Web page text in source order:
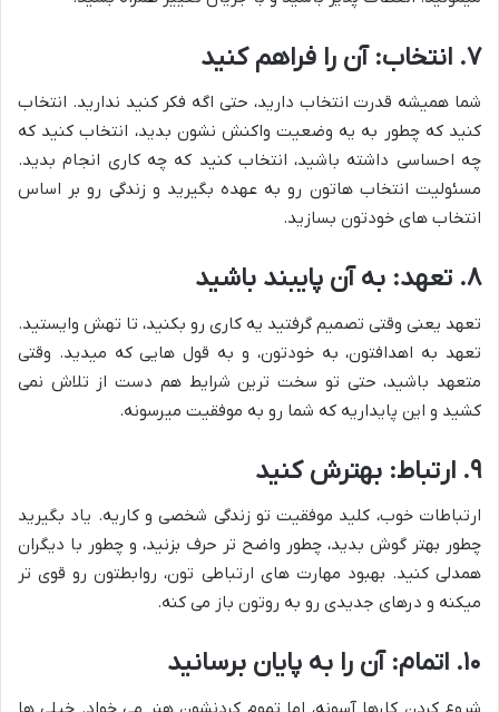
۷. انتخاب: آن را فراهم کنید
شما همیشه قدرت انتخاب دارید، حتی اگه فکر کنید ندارید. انتخاب
کنید که چطور به یه وضعیت واکنش نشون بدید، انتخاب کنید که
چه احساسی داشته باشید، انتخاب کنید که چه کاری انجام بدید.
مسئولیت انتخاب هاتون رو به عهده بگیرید و زندگی رو بر اساس
انتخاب های خودتون بسازید.
۸. تعهد: به آن پایبند باشید
تعهد یعنی وقتی تصمیم گرفتید یه کاری رو بکنید، تا تهش وایستید.
تعهد به اهدافتون، به خودتون، و به قول هایی که میدید. وقتی
متعهد باشید، حتی تو سخت ترین شرایط هم دست از تلاش نمی
کشید و این پایداریه که شما رو به موفقیت میرسونه.
۹. ارتباط: بهترش کنید
ارتباطات خوب، کلید موفقیت تو زندگی شخصی و کاریه. یاد بگیرید
چطور بهتر گوش بدید، چطور واضح تر حرف بزنید، و چطور با دیگران
همدلی کنید. بهبود مهارت های ارتباطی تون، روابطتون رو قوی تر
میکنه و درهای جدیدی رو به روتون باز می کنه.
۱۰. اتمام: آن را به پایان برسانید